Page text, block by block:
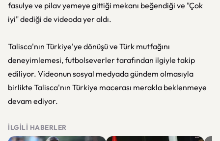
fasulye ve pilav yemeye gittiği mekanı beğendiği ve "Çok
iyi" dediği de videoda yer aldı.
Talisca'nın Türkiye'ye dönüşü ve Türk mutfağını
deneyimlemesi, futbolseverler tarafından ilgiyle takip
ediliyor. Videonun sosyal medyada gündem olmasıyla
birlikte Talisca'nın Türkiye macerası merakla beklenmeye
devam ediyor.
İLGILI HABERLER